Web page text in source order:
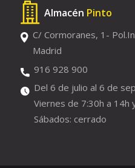
Almacén Pinto
C/ Cormoranes, 1-
Madrid
916 928 900
Del 6 de julio al 6 de
Viernes de 7:30h a 14h
Sábados: cerrado